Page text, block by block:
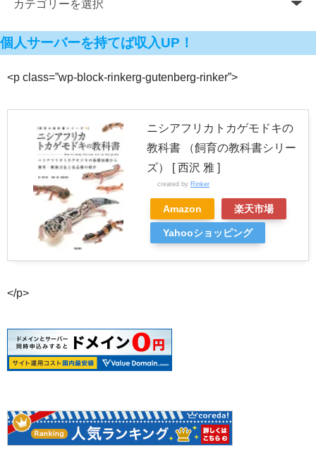
個人サーバーを持てば収入UP！
<p class=”wp-block-rinkerg-gutenberg-rinker”>
ニシアフリカトカゲモドキの
教科書 （飼育の教科書シリー
ズ） [ 西沢 雅 ]
created by Rinker
Amazon 楽天市場
Yahooショッピング
</p>